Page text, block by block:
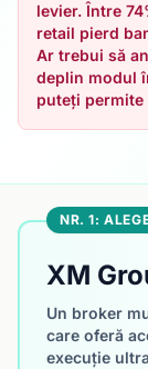
levier. Între
retail pierd
Ar trebui să
deplin modul
puteți
NR. 1:
XM
Un broker
care oferă
execuție